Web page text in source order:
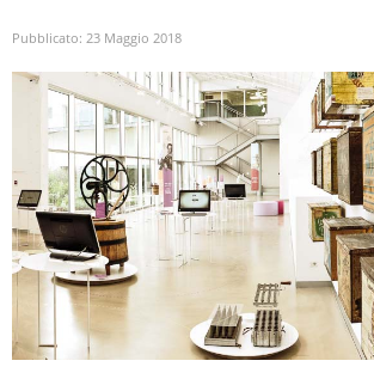
Pubblicato: 23 Maggio 2018